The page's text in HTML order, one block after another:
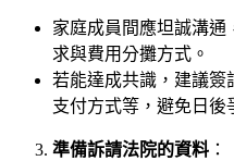
家庭成員間應坦誠溝通
求與費用分攤方式。
若能達成共識，建議簽
支付方式等，避免日後
準備訴請法院的資料 ：